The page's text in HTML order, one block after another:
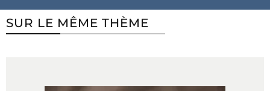
SUR LE MÊME THÈME